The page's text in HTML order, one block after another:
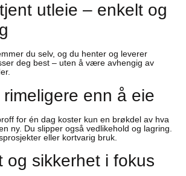
utleie – enkelt og
du selv, og du henter og leverer
deg best – uten å være avhengig av
enn å eie
for én dag koster kun en brøkdel av hva
ny. Du slipper også vedlikehold og lagring.
eller kortvarig bruk.
og sikkerhet i fokus